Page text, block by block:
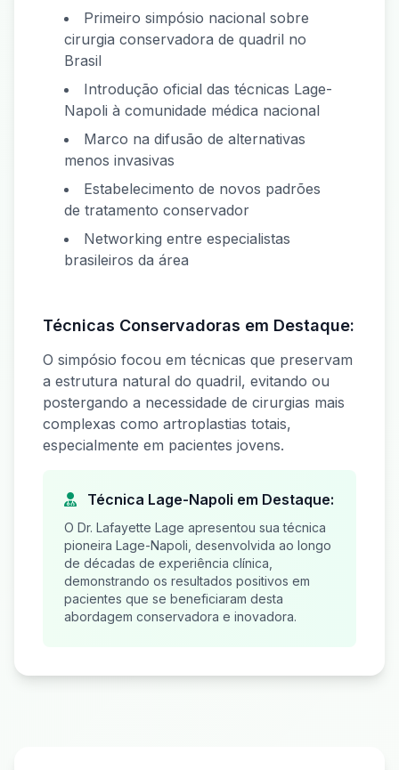
Primeiro simpósio nacional sobre
cirurgia conservadora de quadril no
Brasil
Introdução oficial das técnicas Lage-
Napoli à comunidade médica nacional
Marco na difusão de alternativas
menos invasivas
Estabelecimento de novos padrões
de tratamento conservador
Networking entre especialistas
brasileiros da área
Técnicas Conservadoras em Destaque:
O simpósio focou em técnicas que preservam
a estrutura natural do quadril, evitando ou
postergando a necessidade de cirurgias mais
complexas como artroplastias totais,
especialmente em pacientes jovens.
Técnica Lage-Napoli em Destaque:
O Dr. Lafayette Lage apresentou sua técnica
pioneira Lage-Napoli, desenvolvida ao longo
de décadas de experiência clínica,
demonstrando os resultados positivos em
pacientes que se beneficiaram desta
abordagem conservadora e inovadora.